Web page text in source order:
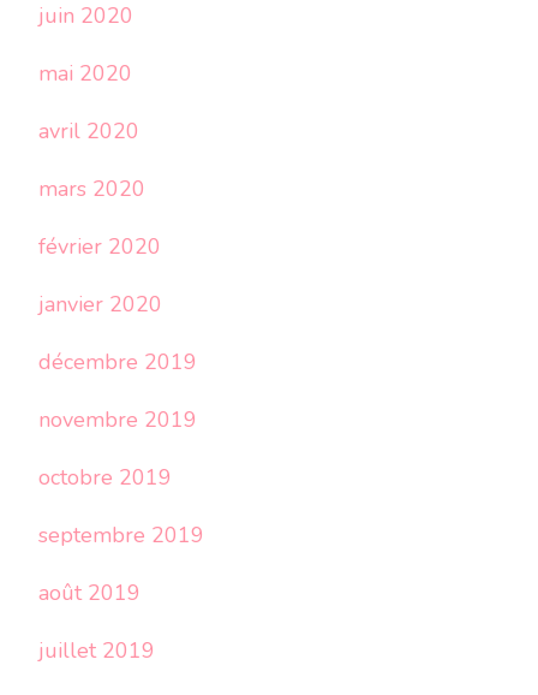
juin 2020
mai 2020
avril 2020
mars 2020
février 2020
janvier 2020
décembre 2019
novembre 2019
octobre 2019
septembre 2019
août 2019
juillet 2019